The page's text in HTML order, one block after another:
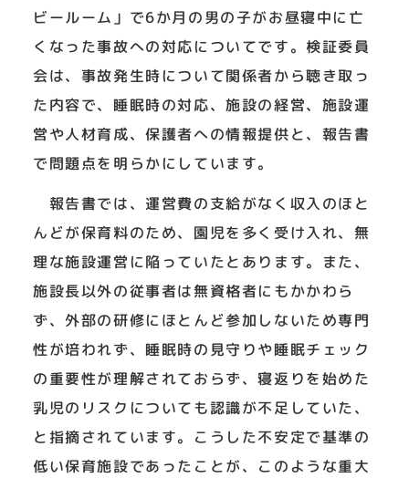
ビールーム」で6か月の男の子がお昼寝中に亡
くなった事故への対応についてです。検証委員
会は、事故発生時について関係者から聴き取っ
た内容で、睡眠時の対応、施設の経営、施設運
営や人材育成、保護者への情報提供と、報告書
で問題点を明らかにしています。
報告書では、運営費の支給がなく収入のほと
んどが保育料のため、園児を多く受け入れ、無
理な施設運営に陥っていたとあります。また、
施設長以外の従事者は無資格者にもかかわら
ず、外部の研修にほとんど参加しないため専門
性が培われず、睡眠時の見守りや睡眠チェック
の重要性が理解されておらず、寝返りを始めた
乳児のリスクについても認識が不足していた、
と指摘されています。こうした不安定で基準の
低い保育施設であったことが、このような重大